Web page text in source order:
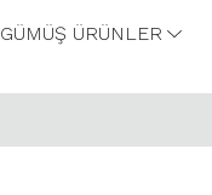
GÜMÜŞ ÜRÜNLER